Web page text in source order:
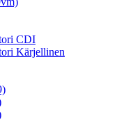
CDI
Kärjellinen